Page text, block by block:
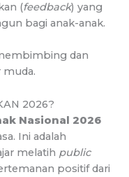
(feedback) yang
bagi anak-anak.
dan
muda.
2026?
Nasional 2026
Ini adalah
melatih public
positif dari